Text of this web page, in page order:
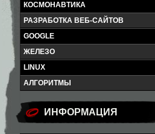
КОСМОНАВТИКА
РАЗРАБОТКА ВЕБ-САЙТОВ
GOOGLE
ЖЕЛЕЗО
LINUX
АЛГОРИТМЫ
ИНФОРМАЦИЯ